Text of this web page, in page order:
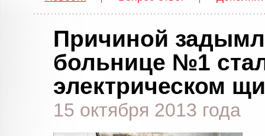
Причиной
больнице №1
электрическом
15 октября 2013 года